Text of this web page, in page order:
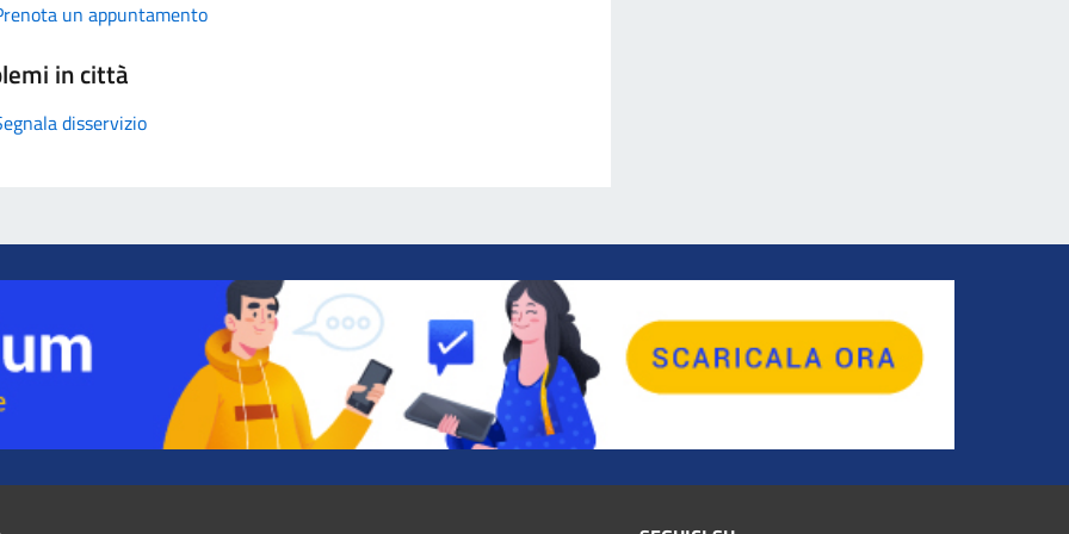
un appuntamento
in città
disservizio